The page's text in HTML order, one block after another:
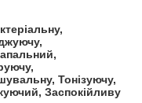
Тонізуючу,
Заспокійливу